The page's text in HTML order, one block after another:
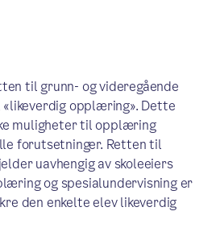
til grunn- og videregående
opplæring». Dette
muligheter til opplæring
forutsetninger. Retten til
uavhengig av skoleeiers
og spesialundervisning er
den enkelte elev likeverdig